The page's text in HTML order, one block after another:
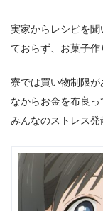
実家からレシピを
ておらず、お菓子作
寮では買い物制限
なからお金を布良
みんなのストレス発